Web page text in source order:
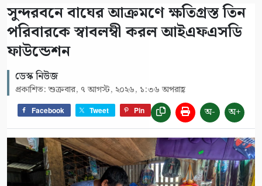
সুন্দরবনে বাঘের আক্রমণে ক্ষতিগ্রস্ত তিন
পরিবারকে স্বাবলম্বী করল আইএফএসডি
ফাউন্ডেশন
ডেস্ক নিউজ
প্রকাশিত: শুক্রবার, ৭ আগস্ট, ২০২৬, ১:৩৬ অপরাহ্ণ
Facebook Tweet Pin অ- অ+